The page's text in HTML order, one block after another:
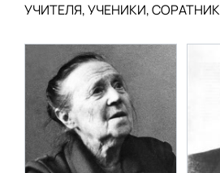
УЧИТЕЛЯ, УЧЕНИКИ,